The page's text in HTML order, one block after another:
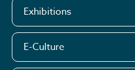
Exhibitions
E-Culture